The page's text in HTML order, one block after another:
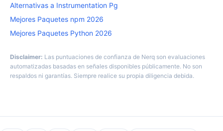
Alternativas a Instrumentation Pg
Mejores Paquetes npm 2026
Mejores Paquetes Python 2026
Disclaimer: Las puntuaciones de confianza de Nerq son evaluaciones
automatizadas basadas en señales disponibles públicamente. No son
respaldos ni garantías. Siempre realice su propia diligencia debida.